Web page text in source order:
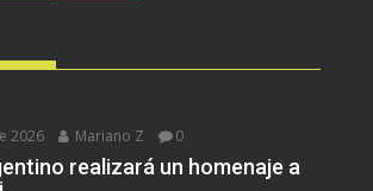
2026 Mariano Z 0
realizará un homenaje a